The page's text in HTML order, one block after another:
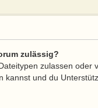
zulässig?
zulassen oder
kannst und du